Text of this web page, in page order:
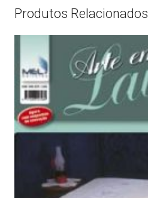
Produtos Relacionados